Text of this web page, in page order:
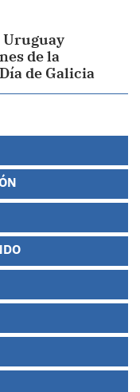
Uruguay
de la
de Galicia